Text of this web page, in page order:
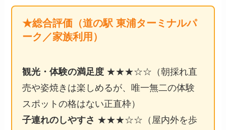
★総合評価（道の駅 東浦ターミナルパ
ーク／家族利用）
観光・体験の満足度 ★★★☆☆（朝採れ直
売や姿焼きは楽しめるが、唯一無二の体験
スポットの格はない正直枠）
子連れのしやすさ ★★★☆☆（屋内外を歩